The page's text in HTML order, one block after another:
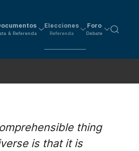
& Referenda
Elecciones
Referenda
Foro
Debate
thing
is that it is